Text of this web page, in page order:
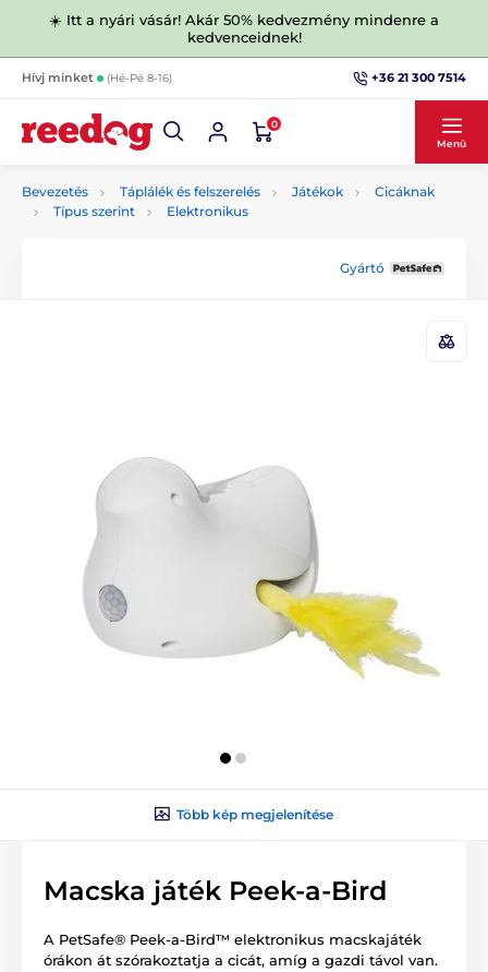
☀️ Itt a nyári vásár! Akár 50% kedvezmény mindenre a
kedvenceidnek!
Hívj minket (Hé-Pé 8-16) +36 21 300 7514
0
Menü
Bevezetés Táplálék és felszerelés Játékok
Cicáknak
Típus szerint
Elektronikus
Gyártó
Több kép megjelenítése
Macska játék Peek-a-Bird
A PetSafe® Peek-a-Bird™ elektronikus macskajáték
órákon át szórakoztatja a cicát, amíg a gazdi távol van.